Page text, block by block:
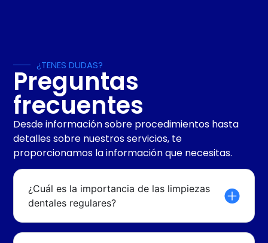
¿TENES DUDAS?
Preguntas
frecuentes
Desde información sobre procedimientos hasta
detalles sobre nuestros servicios, te
proporcionamos la información que necesitas.
¿Cuál es la importancia de las limpiezas
dentales regulares?